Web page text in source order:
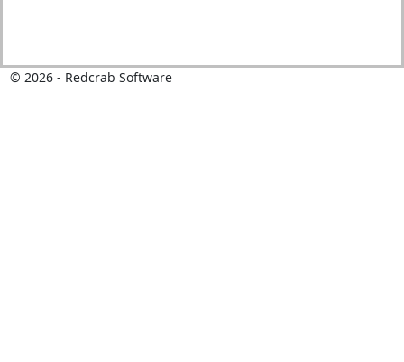
© 2026 - Redcrab Software